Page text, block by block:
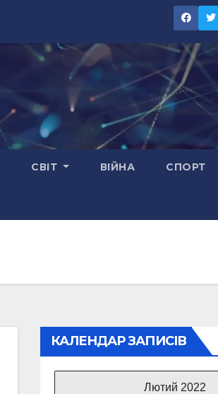
СВІТ ВІЙНА СПОРТ
КАЛЕНДАР ЗАПИСІВ
Лютий 2022